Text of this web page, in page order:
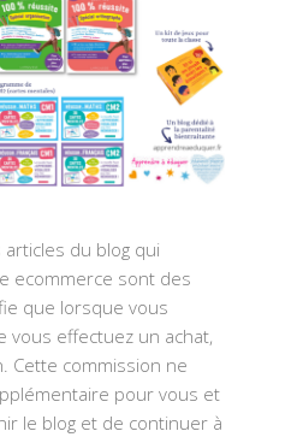
du blog qui
ecommerce sont des
que lorsque vous
vous effectuez un achat,
Cette commission ne
pour vous et
le blog et de continuer à